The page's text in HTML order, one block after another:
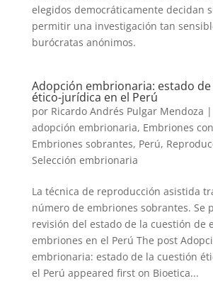
elegidos democráticamente decidan
permitir una investigación tan
burócratas anónimos.
Adopción embrionaria: estado
ético-jurídica en el Perú
por Ricardo Andrés Pulgar Mendoza |
adopción embrionaria, Embriones
Embriones sobrantes, Perú,
Selección embrionaria
La técnica de reproducción asistida
número de embriones sobrantes. Se
revisión del estado de la cuestión de
embriones en el Perú The post
embrionaria: estado de la cuestión
el Perú appeared first on Bioetica...